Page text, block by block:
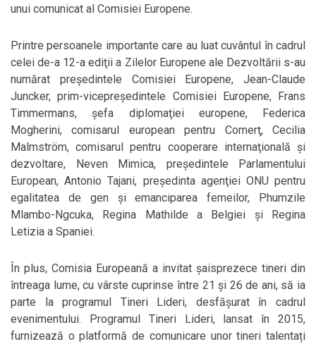
unui comunicat al Comisiei Europene.
Printre persoanele importante care au luat cuvântul în cadrul
celei de-a 12-a ediţii a Zilelor Europene ale Dezvoltării s-au
numărat preşedintele Comisiei Europene, Jean-Claude
Juncker, prim-vicepreşedintele Comisiei Europene, Frans
Timmermans, şefa diplomaţiei europene, Federica
Mogherini, comisarul european pentru Comerţ, Cecilia
Malmström, comisarul pentru cooperare internaţională şi
dezvoltare, Neven Mimica, preşedintele Parlamentului
European, Antonio Tajani, preşedinta agenţiei ONU pentru
egalitatea de gen şi emanciparea femeilor, Phumzile
Mlambo-Ngcuka, Regina Mathilde a Belgiei și Regina
Letizia a Spaniei.
În plus, Comisia Europeană a invitat șaisprezece tineri din
întreaga lume, cu vârste cuprinse între 21 și 26 de ani, să ia
parte la programul Tineri Lideri, desfăşurat în cadrul
evenimentului. Programul Tineri Lideri, lansat în 2015,
furnizează o platformă de comunicare unor tineri talentați